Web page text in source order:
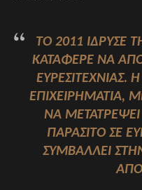
ΤΟ 2011 ΊΔΡΥΣΕ
ΚΑΤΆΦΕΡΕ ΝΑ
ΕΥΡΕΣΙΤΕΧΝΊΑΣ.
ΕΠΙΧΕΙΡΗΜΑΤΊΑ,
ΝΑ
ΠΑΡΆΣΙΤΟ ΣΕ
ΣΥΜΒΆΛΛΕΙ